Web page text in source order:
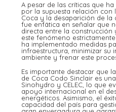
A pesar de las críticas que
por la supuesta relación con
Coca y la desaparición de la
fue enfática en señalar que
directa entre la
este fenómeno
ha implementado medidas
infraestructura, minimizar su
ambiente y frenar este
Es importante destacar que
de Coca Codo Sinclair es
Sinohydro y CELEC, lo que
apoyo internacional en el
energéticos. Asimismo, el
capacidad del país para